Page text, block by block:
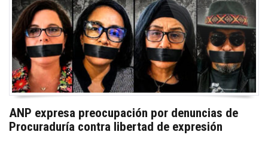
ANP expresa preocupación por denuncias de
Procuraduría contra libertad de expresión